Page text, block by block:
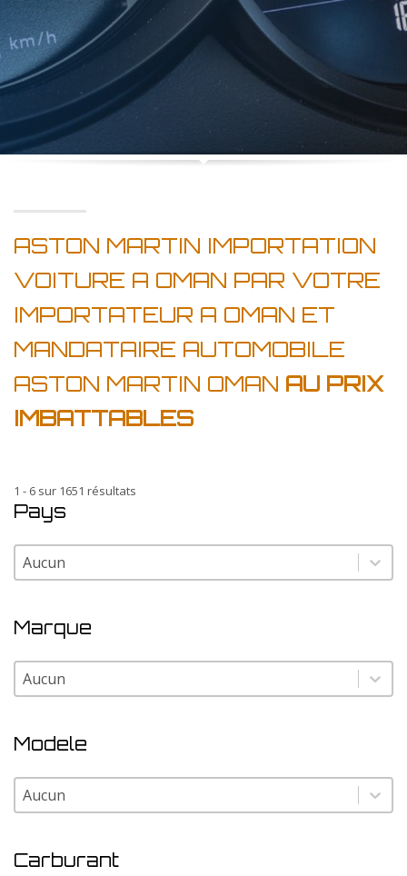
ASTON MARTIN IMPORTATION
VOITURE A OMAN PAR VOTRE
IMPORTATEUR A OMAN ET
MANDATAIRE AUTOMOBILE
ASTON MARTIN OMAN AU PRIX
IMBATTABLES
1 - 6 sur 1651 résultats
Pays
Pays
Pays
Marque
Marque
Marque
Modele
Modele
Modele
Carburant